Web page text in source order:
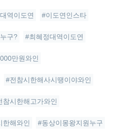
역이도연 #이도연인스타
구? #최혜정대역이도연
만원와인
#전참시한해사시땡이야와인
참시한해고가와인
한해와인 #동상이몽왕지원누구